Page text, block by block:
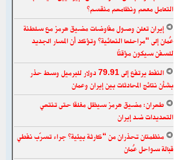
التعامل معهم ونظامهم منقسم”
إيران تعلن وصول مفاوضات مضيق هرمز مع سلطنة
عُمان إلى “مراحلها النهائية” وتؤكد أن المسار الجديد
للسفن سيكون مؤقتًا
النفط يرتفع إلى 79.91 دولار للبرميل وسط حذر
بشأن نتائج المحادثات بين إيران وعمان
طهران: مضيق هرمز سيظل مغلقا حتى تنتهي
التهديدات ضد إيران
منظمتان تحذران من “كارثة بيئية” جراء تسرّب نفطي
قبالة سواحل عُمان